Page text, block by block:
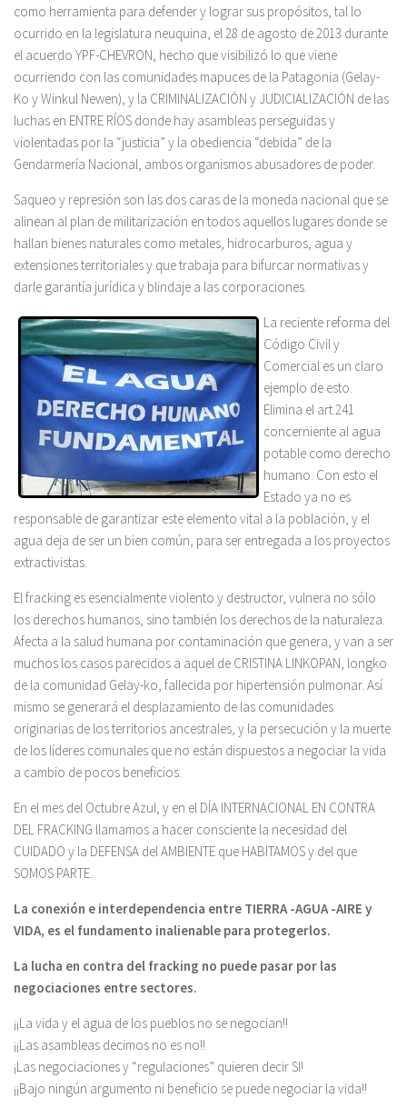
como herramienta para defender y lograr sus propósitos, tal lo
ocurrido en la legislatura neuquina, el 28 de agosto de 2013 durante
el acuerdo YPF-CHEVRON, hecho que visibilizó lo que viene
ocurriendo con las comunidades mapuces de la Patagonia (Gelay-
Ko y Winkul Newen), y la CRIMINALIZACIÓN y JUDICIALIZACIÓN de las
luchas en ENTRE RÍOS donde hay asambleas perseguidas y
violentadas por la “justicia” y la obediencia “debida” de la
Gendarmería Nacional, ambos organismos abusadores de poder.
Saqueo y represión son las dos caras de la moneda nacional que se
alinean al plan de militarización en todos aquellos lugares donde se
hallan bienes naturales como metales, hidrocarburos, agua y
extensiones territoriales y que trabaja para bifurcar normativas y
darle garantía jurídica y blindaje a las corporaciones.
La reciente reforma del
Código Civil y
Comercial es un claro
ejemplo de esto.
Elimina el art.241
concerniente al agua
potable como derecho
humano. Con esto el
Estado ya no es
responsable de garantizar este elemento vital a la población, y el
agua deja de ser un bien común, para ser entregada a los proyectos
extractivistas.
El fracking es esencialmente violento y destructor, vulnera no sólo
los derechos humanos, sino también los derechos de la naturaleza.
Afecta a la salud humana por contaminación que genera, y van a ser
muchos los casos parecidos a aquel de CRISTINA LINKOPAN, longko
de la comunidad Gelay-ko, fallecida por hipertensión pulmonar. Así
mismo se generará el desplazamiento de las comunidades
originarias de los territorios ancestrales, y la persecución y la muerte
de los líderes comunales que no están dispuestos a negociar la vida
a cambio de pocos beneficios.
En el mes del Octubre Azul, y en el DÍA INTERNACIONAL EN CONTRA
DEL FRACKING llamamos a hacer consciente la necesidad del
CUIDADO y la DEFENSA del AMBIENTE que HABITAMOS y del que
SOMOS PARTE.
La conexión e interdependencia entre TIERRA -AGUA -AIRE y
VIDA, es el fundamento inalienable para protegerlos.
La lucha en contra del fracking no puede pasar por las
negociaciones entre sectores.
¡¡La vida y el agua de los pueblos no se negocian!!
¡¡Las asambleas decimos no es no!!
¡Las negociaciones y “regulaciones” quieren decir SI!
¡¡Bajo ningún argumento ni beneficio se puede negociar la vida!!